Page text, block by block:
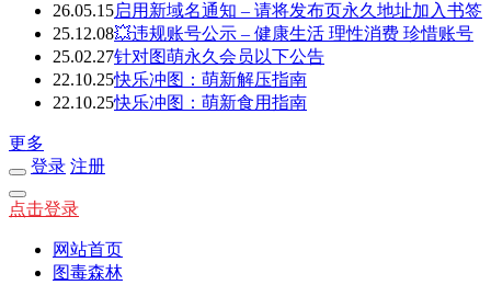
26.05.15启用新域名通知 – 请将发布页永久地址加入书签
25.12.08💥违规账号公示 – 健康生活 理性消费 珍惜账号
25.02.27针对图萌永久会员以下公告
22.10.25快乐冲图：萌新解压指南
22.10.25快乐冲图：萌新食用指南
更多
登录 注册
点击登录
网站首页
图毒森林